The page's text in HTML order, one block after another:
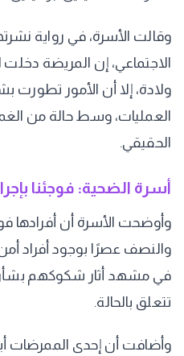
وقالت الأسرة، في رواية
الاجتماعي، إن المريضة
ولادة، إلا أن الأمور
العمليات، وسط حالة من
الحقيقي.
أسرة الضحية: فوجئنا
وأوضحت الأسرة أن أفرادها
والنصف عصرًا بوجود أفراد
في مشهد أثار شكوكهم
تتعلق بالحالة.
وأضافت أن إحدى الممرضات